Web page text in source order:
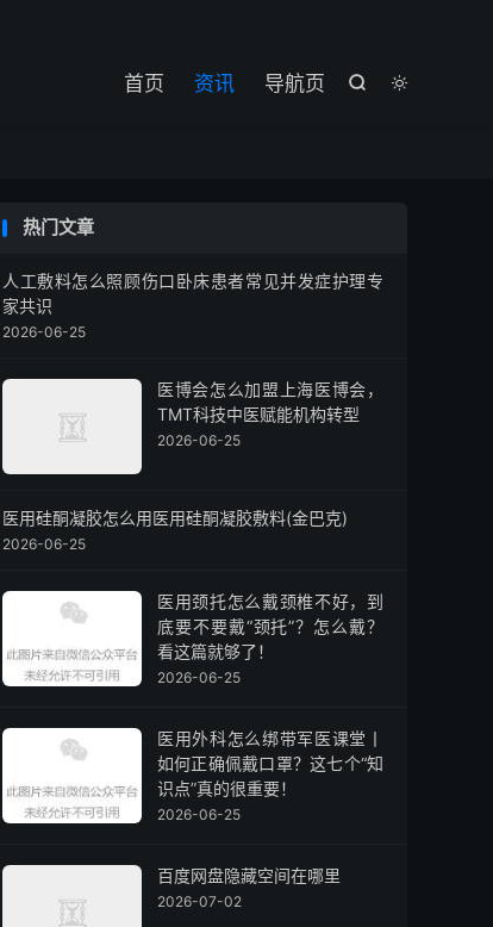


首页 资讯 导航页
热门文章
人工敷料怎么照顾伤口卧床患者常见并发症护理专
家共识
2026-06-25
医博会怎么加盟上海医博会，
TMT科技中医赋能机构转型
2026-06-25
医用硅酮凝胶怎么用医用硅酮凝胶敷料(金巴克)
2026-06-25
医用颈托怎么戴颈椎不好，到
底要不要戴“颈托”？怎么戴？
看这篇就够了！
2026-06-25
医用外科怎么绑带军医课堂丨
如何正确佩戴口罩？这七个“知
识点”真的很重要！
2026-06-25
百度网盘隐藏空间在哪里
2026-07-02